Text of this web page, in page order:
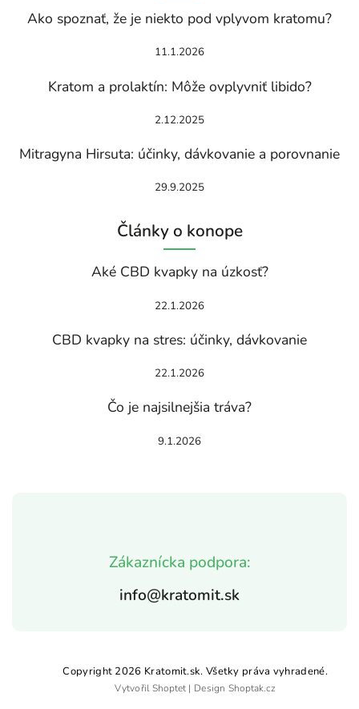
Zákaznícka podpora:
info@kratomit.sk
Ako spoznať, že je niekto pod vplyvom kratomu?
11.1.2026
Kratom a prolaktín: Môže ovplyvniť libido?
2.12.2025
Mitragyna Hirsuta: účinky, dávkovanie a porovnanie
29.9.2025
Články o konope
Aké CBD kvapky na úzkosť?
22.1.2026
CBD kvapky na stres: účinky, dávkovanie
22.1.2026
Čo je najsilnejšia tráva?
9.1.2026
Copyright 2026 Kratomit.sk. Všetky práva vyhradené.
VytvořilShoptet | Design Shoptak.cz